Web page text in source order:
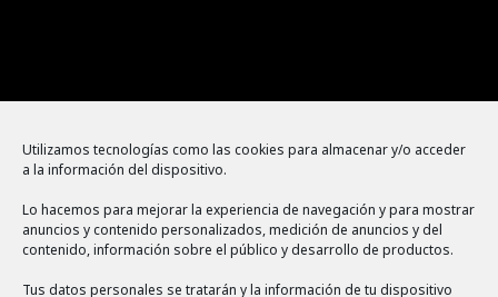
Utilizamos tecnologías como las cookies para almacenar y/o acceder
a la información del dispositivo.
Lo hacemos para mejorar la experiencia de navegación y para mostrar
anuncios y contenido personalizados, medición de anuncios y del
contenido, información sobre el público y desarrollo de productos.
Tus datos personales se tratarán y la información de tu dispositivo
Política de cookies
Aviso legal
Política de privacidad